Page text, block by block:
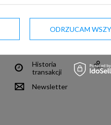
Moje konto
Historia
transakcji
Newsletter
ODRZUCAM